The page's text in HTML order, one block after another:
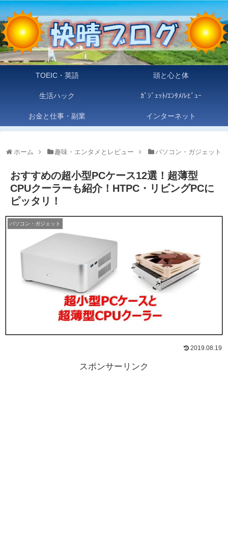
TOEIC・英語 頭と心と体
生活ハック ｶﾞｼﾞｪｯﾄ/ｴﾝﾀﾒ/ﾚﾋﾞｭｰ
お金と仕事・副業 インターネット
ホーム 趣味・エンタメとレビュー パソコン・ガジェット
おすすめの超小型PCケース12選！超薄型
CPUクーラーも紹介！HTPC・リビングPCに
ピッタリ！
パソコン・ガジェット
2019.08.19
スポンサーリンク